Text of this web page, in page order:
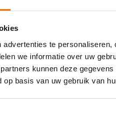
te
we informatie over uw
kunnen deze
basis van uw gebruik van
je
je te
neer
jou te
hebben